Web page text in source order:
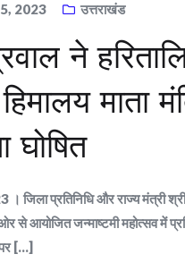
2023 उत्तराखंड
ने
माता
घोषित
जिला प्रतिनिधि और राज्य मंत्री
से आयोजित जन्माष्टमी महोत्सव में
[...]